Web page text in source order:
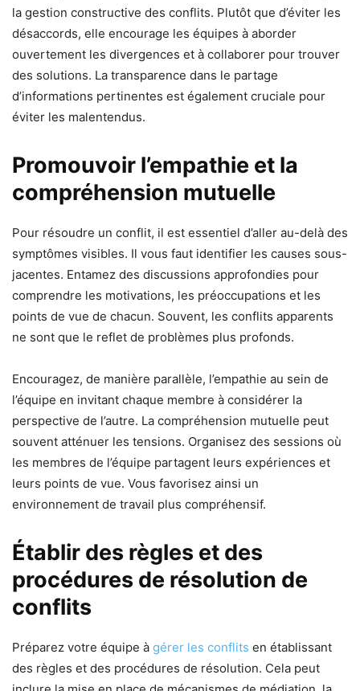
la gestion constructive des conflits. Plutôt que d’éviter les
désaccords, elle encourage les équipes à aborder
ouvertement les divergences et à collaborer pour trouver
des solutions. La transparence dans le partage
d’informations pertinentes est également cruciale pour
éviter les malentendus.
Promouvoir l’empathie et la
compréhension mutuelle
Pour résoudre un conflit, il est essentiel d’aller au-delà des
symptômes visibles. Il vous faut identifier les causes sous-
jacentes. Entamez des discussions approfondies pour
comprendre les motivations, les préoccupations et les
points de vue de chacun. Souvent, les conflits apparents
ne sont que le reflet de problèmes plus profonds.
Encouragez, de manière parallèle, l’empathie au sein de
l’équipe en invitant chaque membre à considérer la
perspective de l’autre. La compréhension mutuelle peut
souvent atténuer les tensions. Organisez des sessions où
les membres de l’équipe partagent leurs expériences et
leurs points de vue. Vous favorisez ainsi un
environnement de travail plus compréhensif.
Établir des règles et des
procédures de résolution de
conflits
Préparez votre équipe à gérer les conflits en établissant
des règles et des procédures de résolution. Cela peut